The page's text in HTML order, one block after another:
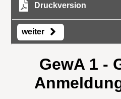
Druckversion
weiter
GewA 1 -